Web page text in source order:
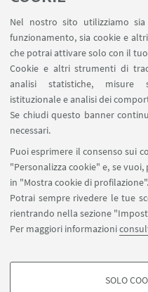
Nel nostro sito utilizziamo
funzionamento, sia cookie e
che potrai attivare solo con il
Cookie e altri strumenti di
analisi statistiche, misure
istituzionale e analisi dei
Se chiudi questo banner
necessari.
Puoi esprimere il consenso sui
"Personalizza cookie" e, se
in "Mostra cookie di profilazione".
Potrai sempre rivedere le tue
rientrando nella sezione
Per maggiori informazioni
SOLO
all'area geografica di
Centro, Sud e isole) e
variazione diatopica. La
specifica è in questo
registro informale,
predefinito e dalla
Principal
Dipartimento di Lingue,